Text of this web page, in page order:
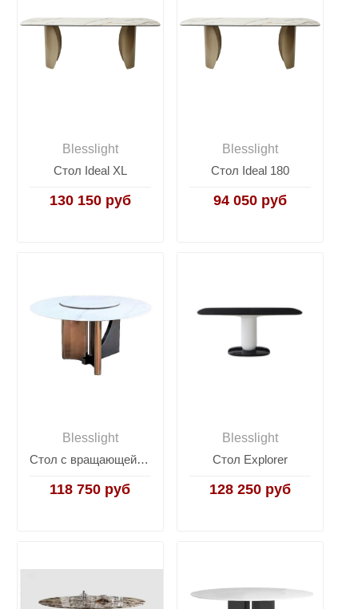
Blesslight
Стол Ideal XL
130 150 руб
Blesslight
Стол Ideal 180
94 050 руб
Blesslight
Стол с вращающейся столешницей Kadis
118 750 руб
Blesslight
Стол Explorer
128 250 руб